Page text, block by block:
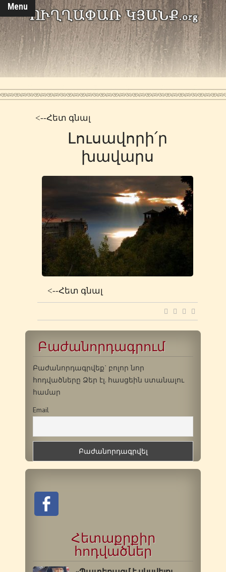
Menu
<--Հետ գնալ
Լուսավորի՛ր
խավարս
<--Հետ գնալ
Բաժանորդագրում
Բաժանորդագրվեք` բոլոր նոր
հոդվածները Ձեր էլ. հասցեին ստանալու
համար
Email
Հետաքրքիր
հոդվածներ